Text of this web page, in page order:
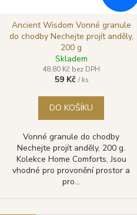
Ancient Wisdom Vonné granule
do chodby Nechejte projít anděly,
200 g
Skladem
48,80 Kč bez DPH
59 Kč / ks
DO KOŠÍKU
Vonné granule do chodby
Nechejte projít anděly, 200 g.
Kolekce Home Comforts. Jsou
vhodné pro provonění prostor a
pro...